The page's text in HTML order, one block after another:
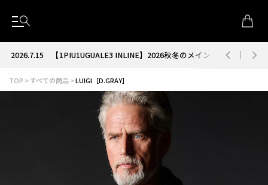
2026.7.15【1PIU1UGUALE3 INLINE】2026秋冬のメインコレクションが
TOP すべての商品 LUIGI［D.GRAY］